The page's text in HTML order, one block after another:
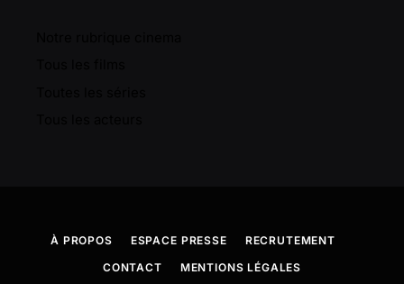
À PROPOS ESPACE PRESSE
RECRUTEMENT
CONTACT
MENTIONS LÉGALES